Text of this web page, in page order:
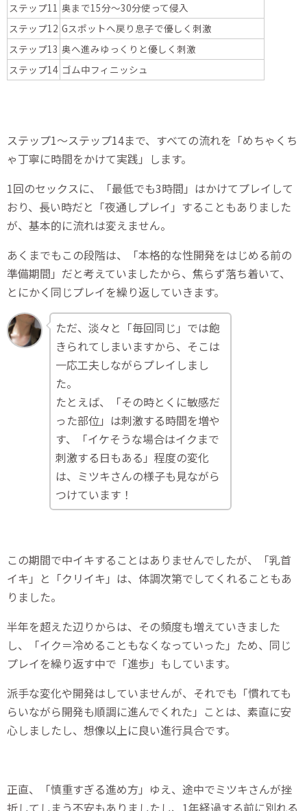
ステップ11 奥まで15分～30分使って侵入
ステップ12 Gスポットへ戻り息子で優しく刺激
ステップ13 奥へ進みゆっくりと優しく刺激
ステップ14 ゴム中フィニッシュ
ステップ1～ステップ14まで、すべての流れを「めちゃくち
ゃ丁寧に時間をかけて実践」します。
1回のセックスに、「最低でも3時間」はかけてプレイして
おり、長い時だと「夜通しプレイ」することもありました
が、基本的に流れは変えません。
あくまでもこの段階は、「本格的な性開発をはじめる前の
準備期間」だと考えていましたから、焦らず落ち着いて、
とにかく同じプレイを繰り返していきます。
ただ、淡々と「毎回同じ」では飽
きられてしまいますから、そこは
一応工夫しながらプレイしまし
た。
たとえば、「その時とくに敏感だ
った部位」は刺激する時間を増や
す、「イケそうな場合はイクまで
刺激する日もある」程度の変化
は、ミツキさんの様子も見ながら
つけています！
この期間で中イキすることはありませんでしたが、「乳首
イキ」と「クリイキ」は、体調次第でしてくれることもあ
りました。
半年を超えた辺りからは、その頻度も増えていきました
し、「イク＝冷めることもなくなっていった」ため、同じ
プレイを繰り返す中で「進歩」もしています。
派手な変化や開発はしていませんが、それでも「慣れても
らいながら開発も順調に進んでくれた」ことは、素直に安
心しましたし、想像以上に良い進行具合です。
正直、「慎重すぎる進め方」ゆえ、途中でミツキさんが挫